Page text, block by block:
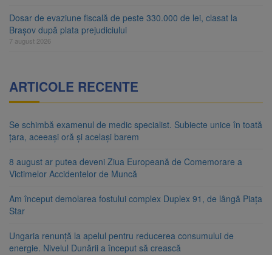
Dosar de evaziune fiscală de peste 330.000 de lei, clasat la
Brașov după plata prejudiciului
7 august 2026
ARTICOLE RECENTE
Se schimbă examenul de medic specialist. Subiecte unice în toată
țara, aceeași oră și același barem
8 august ar putea deveni Ziua Europeană de Comemorare a
Victimelor Accidentelor de Muncă
Am început demolarea fostului complex Duplex 91, de lângă Piața
Star
Ungaria renunță la apelul pentru reducerea consumului de
energie. Nivelul Dunării a început să crească